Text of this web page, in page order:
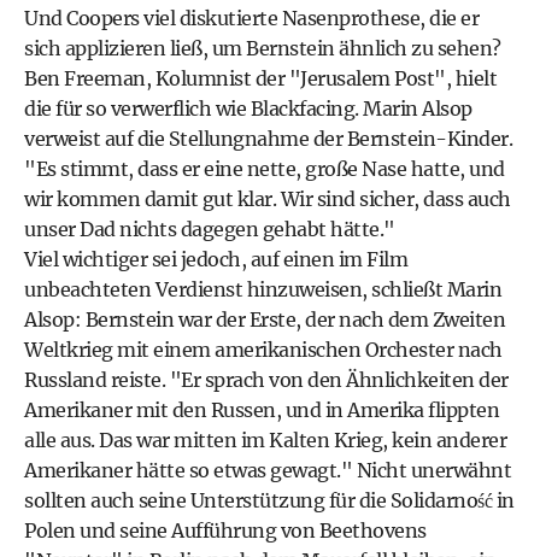
Und Coopers viel diskutierte Nasenprothese, die er
sich applizieren ließ, um Bernstein ähnlich zu sehen?
Ben Freeman, Kolumnist der "Jerusalem Post", hielt
die für so verwerflich wie Blackfacing. Marin Alsop
verweist auf die Stellungnahme der Bernstein-Kinder.
"Es stimmt, dass er eine nette, große Nase hatte, und
wir kommen damit gut klar. Wir sind sicher, dass auch
unser Dad nichts dagegen gehabt hätte."
Viel wichtiger sei jedoch, auf einen im Film
unbeachteten Verdienst hinzuweisen, schließt Marin
Alsop: Bernstein war der Erste, der nach dem Zweiten
Weltkrieg mit einem amerikanischen Orchester nach
Russland reiste. "Er sprach von den Ähnlichkeiten der
Amerikaner mit den Russen, und in Amerika flippten
alle aus. Das war mitten im Kalten Krieg, kein anderer
Amerikaner hätte so etwas gewagt." Nicht unerwähnt
sollten auch seine Unterstützung für die Solidarność in
Polen und seine Aufführung von Beethovens